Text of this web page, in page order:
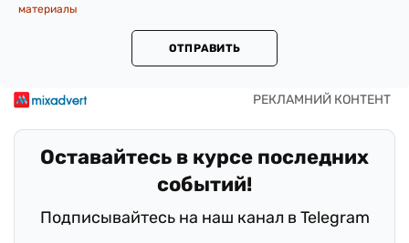
материалы
ОТПРАВИТЬ
Оставайтесь в курсе последних
событий!
Подписывайтесь на наш канал в Telegram